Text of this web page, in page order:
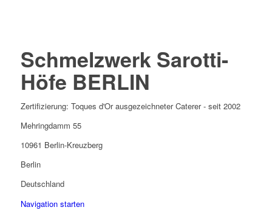
Schmelzwerk Sarotti-
Höfe BERLIN
Zertifizierung: Toques d'Or ausgezeichneter Caterer - seit 2002
Mehringdamm 55
10961 Berlin-Kreuzberg
Berlin
Deutschland
Navigation starten